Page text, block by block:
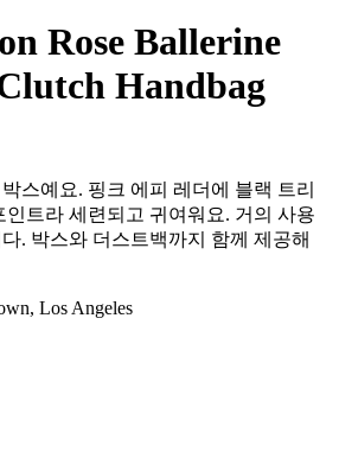
Rose Ballerine
Handbag
스예요. 핑크 에피 레더에 블랙 트리
인트라 세련되고 귀여워요. 거의 사용
. 박스와 더스트백까지 함께 제공해
Los Angeles